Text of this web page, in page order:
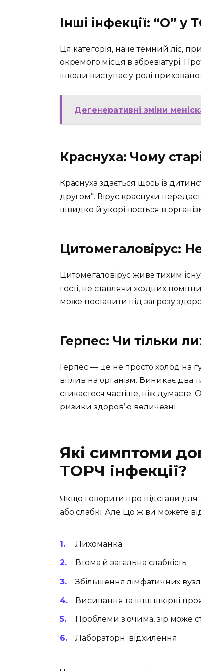
Інші інфекції: “O” у
Ця категорія, наче темний ліс,
окремого місця в абревіатурі.
інколи виступає у ролі
Дегенеративні зміни
Краснуха: Чому
Краснуха здається щось із
другом”. Вірус краснухи
швидко й укорінюється в
Цитомегаловірус:
Цитомегаловірус живе тихим
гості, не ставлячи жодних
може поставити під загрозу
Герпес: Чи тільки
Герпес — це не просто холод на
вплив на організм. Виникає два
стикаєтеся частіше, ніж думаєте.
ризики здоров’ю величезні.
Які симптоми
ТОРЧ інфекції?
Якщо говорити про підстави для
або слабкі. Але що ж ви можете
Лихоманка
Втома й загальна слабкість
Збільшення лімфатичних
Висипання та інші шкірні
Проблеми з очима, зір може
Лабораторні відхилення